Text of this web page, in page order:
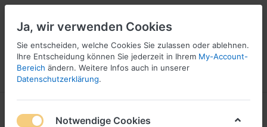
Menü Anmelden
16
Tauchlampen
Ja, wir verwenden Cookies
Sie entscheiden, welche Cookies Sie zulassen oder ablehnen.
Ihre Entscheidung können Sie jederzeit in Ihrem My-Account-
Bereich ändern. Weitere Infos auch in unserer
Datenschutzerklärung.
Notwendige Cookies